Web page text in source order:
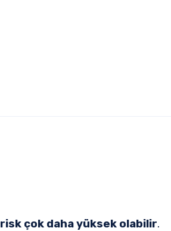
risk çok daha yüksek olabilir.